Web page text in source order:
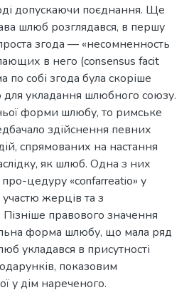
допускаючи поєднання. Ще
шлюб розглядався, в першу
згода — «несомненность
в него (consensus facit
по собі згода була скоріше
укладання шлюбного союзу.
форми шлюбу, то римське
здійснення певних
спрямованих на настання
як шлюб. Одна з них
цедуру «confarreatio» у
жерців та з
правового значення
форма шлюбу, що мала ряд
укладався в присутності
показовим
у дім нареченого.